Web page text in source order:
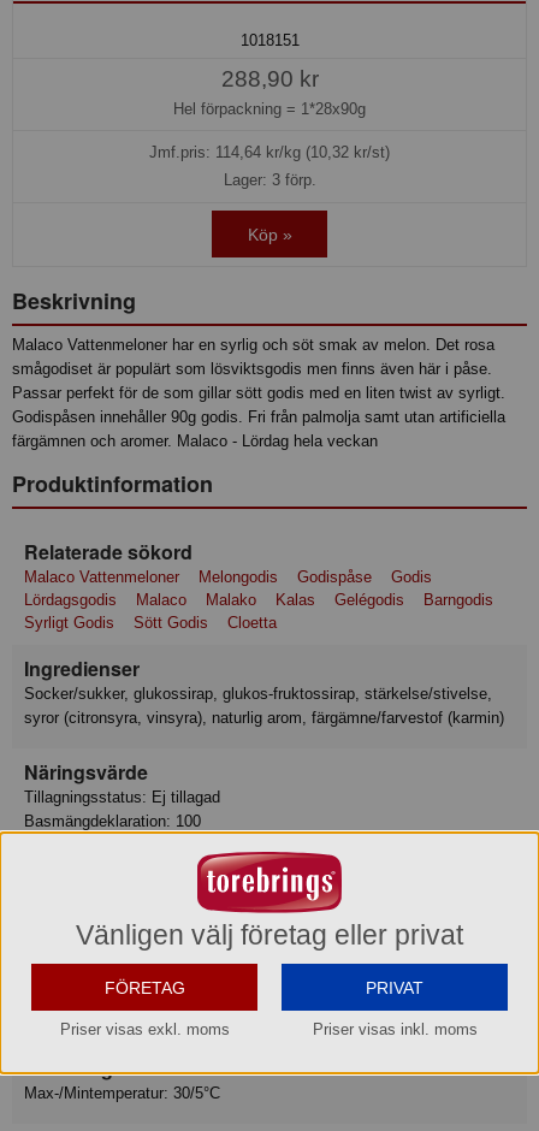
1018151
288,90 kr
Hel förpackning = 1*28x90g
Jmf.pris: 114,64 kr/kg (10,32 kr/st)
Lager: 3 förp.
Köp »
Beskrivning
Malaco Vattenmeloner har en syrlig och söt smak av melon. Det rosa
smågodiset är populärt som lösviktsgodis men finns även här i påse.
Passar perfekt för de som gillar sött godis med en liten twist av syrligt.
Godispåsen innehåller 90g godis. Fri från palmolja samt utan artificiella
färgämnen och aromer. Malaco - Lördag hela veckan
Produktinformation
Relaterade sökord
Malaco Vattenmeloner Melongodis Godispåse
Godis
Lördagsgodis
Malaco Malako Kalas Gelégodis
Barngodis
Syrligt Godis
Sött Godis Cloetta
Ingredienser
socker/sukker, glukossirap, glukos-fruktossirap, stärkelse/stivelse,
syror (citronsyra, vinsyra), naturlig arom, färgämne/farvestof (karmin)
Näringsvärde
Tillagningsstatus: Ej tillagad
Basmängdeklaration: 100
Kolhydrat 88 g
varav sockerarter 66 g
Protein 0.1 g
Motsvarande salt 0.02 g
Förvaring
Max-/Mintemperatur: 30/5°C
Vänligen välj företag eller privat
FÖRETAG
Priser visas exkl. moms
PRIVAT
Priser visas inkl. moms